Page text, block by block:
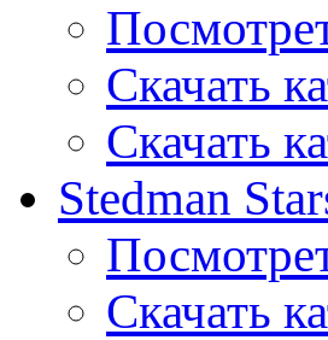
Скачать
Скачать
Stedman
Скачать